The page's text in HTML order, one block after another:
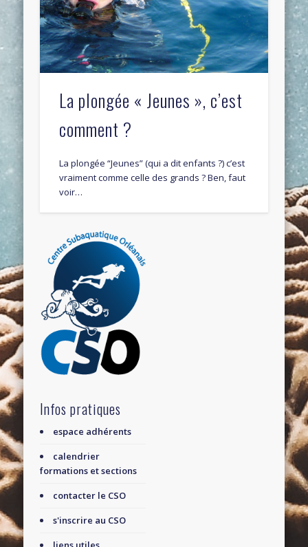
La plongée « Jeunes », c’est
comment ?
La plongée “Jeunes” (qui a dit enfants ?) c’est
vraiment comme celle des grands ? Ben, faut
voir…
Infos pratiques
espace adhérents
calendrier
formations et sections
contacter le CSO
s'inscrire au CSO